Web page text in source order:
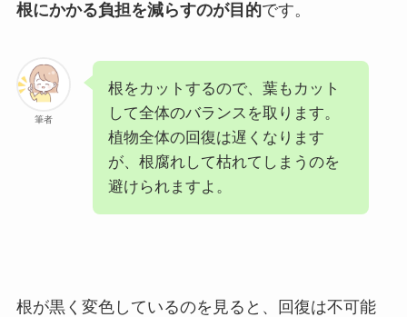
根にかかる負担を減らすのが目的です。
筆者
根をカットするので、葉もカット
して全体のバランスを取ります。
植物全体の回復は遅くなります
が、根腐れして枯れてしまうのを
避けられますよ。
根が黒く変色しているのを見ると、回復は不可能